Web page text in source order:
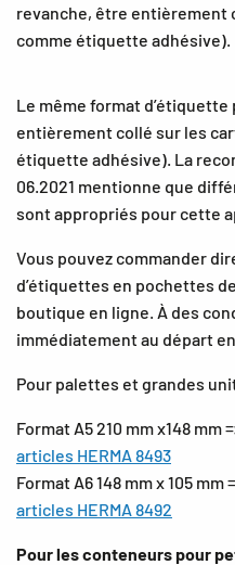
revanche, être entièrement
comme étiquette adhésive).
Le même format
entièrement collé sur les
étiquette adhésive). La
06.2021 mentionne que
sont appropriés pour cette
Vous pouvez commander
d’étiquettes en pochettes
boutique en ligne. À des
immédiatement au départ
Pour palettes et grandes
Format A5 210 mm x148 mm
articles HERMA 8493
Format A6 148 mm x 105 mm
articles HERMA 8492
Pour les conteneurs pour